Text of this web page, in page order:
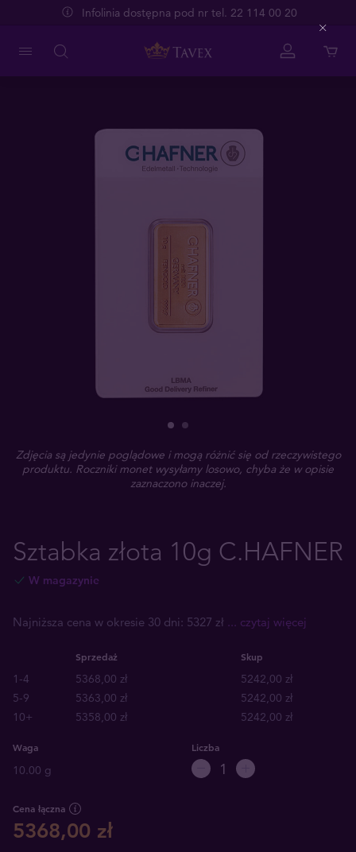
Infolinia dostępna pod nr tel. 22 114 00 20
Zdjęcia są jedynie poglądowe i mogą różnić się od rzeczywistego
produktu. Roczniki monet wysyłamy losowo, chyba że w opisie
zaznaczono inaczej.
Sztabka złota 10g C.HAFNER
W magazynie
Najniższa cena w okresie 30 dni: 5327 zł ... czytaj więcej
Sprzedaż Skup
1-4 5368,00 zł
5242,00 zł
5-9
5363,00 zł
5242,00 zł
10+
5358,00 zł 5242,00 zł
Waga
10.00 g
Liczba
Cena łączna
5368,00 zł
Close